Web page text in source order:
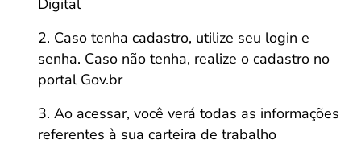
Digital
Caso tenha cadastro, utilize seu login e
senha. Caso não tenha, realize o cadastro no
portal Gov.br
Ao acessar, você verá todas as informações
referentes à sua carteira de trabalho